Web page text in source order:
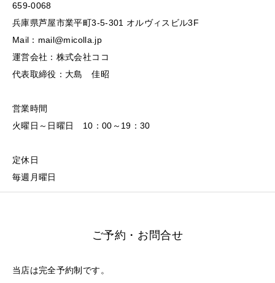
659-0068
兵庫県芦屋市業平町3-5-301 オルヴィスビル3F
Mail：mail@micolla.jp
運営会社：株式会社ココ
代表取締役：大島 佳昭
営業時間
火曜日～日曜日 10：00～19：30
定休日
毎週月曜日
ご予約・お問合せ
当店は完全予約制です。